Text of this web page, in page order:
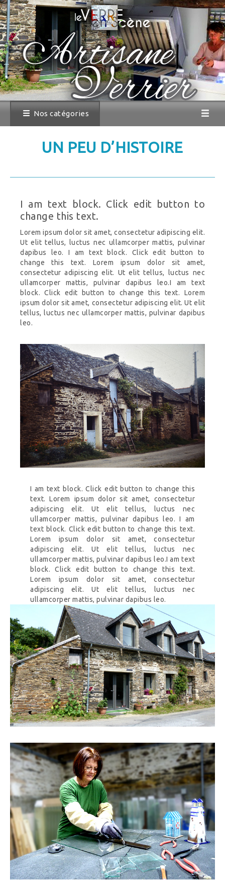
Nos catégories
UN PEU D’HISTOIRE
I am text block. Click edit button to
change this text.
Lorem ipsum dolor sit amet, consectetur adipiscing elit.
Ut elit tellus, luctus nec ullamcorper mattis, pulvinar
dapibus leo. I am text block. Click edit button to
change this text. Lorem ipsum dolor sit amet,
consectetur adipiscing elit. Ut elit tellus, luctus nec
ullamcorper mattis, pulvinar dapibus leo.I am text
block. Click edit button to change this text. Lorem
ipsum dolor sit amet, consectetur adipiscing elit. Ut elit
tellus, luctus nec ullamcorper mattis, pulvinar dapibus
leo.
I am text block. Click edit button to change this
text. Lorem ipsum dolor sit amet, consectetur
adipiscing elit. Ut elit tellus, luctus nec
ullamcorper mattis, pulvinar dapibus leo. I am
text block. Click edit button to change this text.
Lorem ipsum dolor sit amet, consectetur
adipiscing elit. Ut elit tellus, luctus nec
ullamcorper mattis, pulvinar dapibus leo.I am text
block. Click edit button to change this text.
Lorem ipsum dolor sit amet, consectetur
adipiscing elit. Ut elit tellus, luctus nec
ullamcorper mattis, pulvinar dapibus leo.